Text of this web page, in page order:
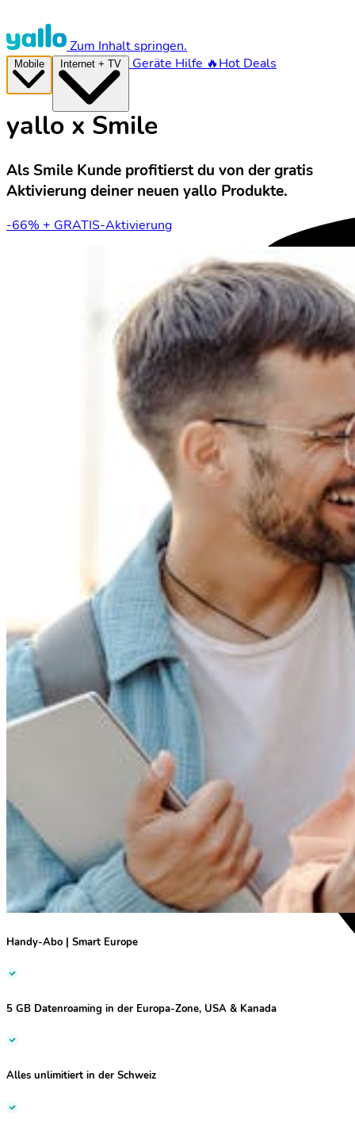
Zum Inhalt springen.
Geräte Hilfe 🔥Hot Deals
yallo x Smile
Als Smile Kunde profitierst du von der gratis
Aktivierung deiner neuen yallo Produkte.
-66% + GRATIS-Aktivierung
Handy-Abo | Smart Europe
5 GB Datenroaming in der Europa-Zone, USA & Kanada
Alles unlimitiert in der Schweiz